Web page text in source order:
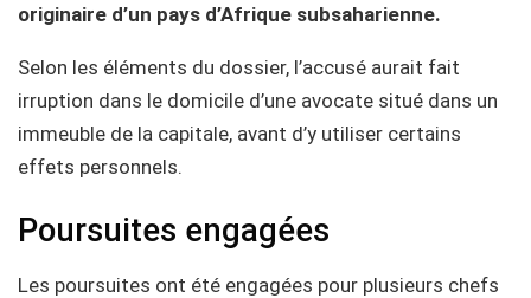
originaire d’un pays d’Afrique subsaharienne.
Selon les éléments du dossier, l’accusé aurait fait
irruption dans le domicile d’une avocate situé dans un
immeuble de la capitale, avant d’y utiliser certains
effets personnels.
Poursuites engagées
Les poursuites ont été engagées pour plusieurs chefs